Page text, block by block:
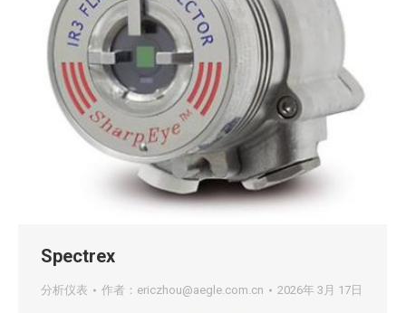
Spectrex
分析仪表 作者： ericzhou@aegle.com.cn 2026年 3月 17日